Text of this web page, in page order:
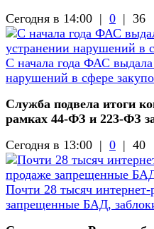
Сегодня в 14:00 | 0 | 36
С начала года ФАС
нарушений в сфере
Служба подвела итоги
рамках 44-ФЗ и 223-ФЗ
Сегодня в 13:00 | 0 | 40
Почти 28 тысяч
запрещенные БАД,